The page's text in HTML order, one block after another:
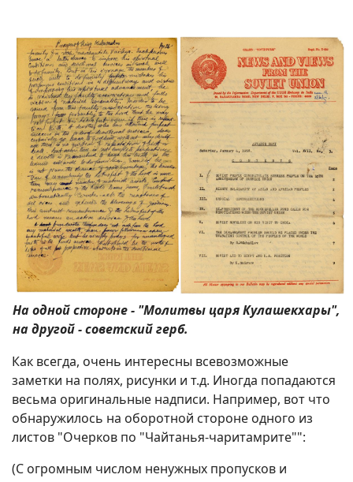
На одной стороне - "Молитвы царя Кулашекхары",
на другой - советский герб.
Как всегда, очень интересны всевозможные
заметки на полях, рисунки и т.д. Иногда попадаются
весьма оригинальные надписи. Например, вот что
обнаружилось на оборотной стороне одного из
листов "Очерков по "Чайтанья-чаритамрите"":
(С огромным числом ненужных пропусков и